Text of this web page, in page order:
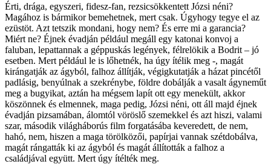
Érti, drága, egyszeri, fidesz-fan, rezsicsökkentett Józsi néni?
Magához is bármikor bemehetnek, mert csak. Úgyhogy tegye el az
ezüstöt. Azt tetszik mondani, hogy nem? És erre mi a garancia?
Miért ne? Éjnek évadján például megáll egy katonai konvoj a
faluban, lepattannak a géppuskás legények, félrelökik a Bodrit – jó
esetben. Mert például le is lőhetnék, ha úgy ítélik meg -, magát
kirángatják az ágyból, falhoz állítják, végigkutatják a házat pincétől
padlásig, benyúlnak a szekrénybe, földre dobálják a vasalt ágyneműt
meg a bugyikat, aztán ha mégsem lapít ott egy menekült, akkor
köszönnek és elmennek, maga pedig, Józsi néni, ott áll majd éjnek
évadján pizsamában, álomtól vöröslő szemekkel és azt hiszi, valami
szar, második világháborús film forgatásába keveredett, de nem,
hahó, nem, hiszen a maga törölközői, papírjai vannak szétdobálva,
magát rángatták ki az ágyból és magát állították a falhoz a
családjával együtt. Mert úgy ítélték meg.